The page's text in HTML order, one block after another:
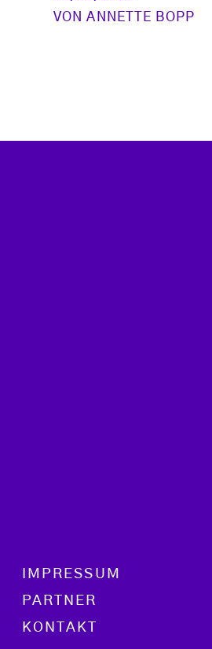
VONANNETTE BOPP
Footer menu
IMPRESSUM
PARTNER
KONTAKT